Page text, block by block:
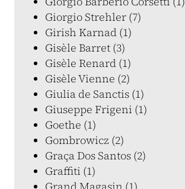
Giorgio Strehler (7)
Girish Karnad (1)
Gisèle Barret (3)
Gisèle Renard (1)
Gisèle Vienne (2)
Giulia de Sanctis (1)
Giuseppe Frigeni (1)
Goethe (1)
Gombrowicz (2)
Graça Dos Santos (2)
Graffiti (1)